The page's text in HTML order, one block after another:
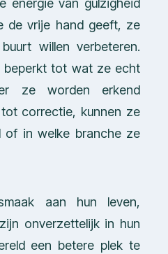
energie van gulzigheid
de vrije hand geeft, ze
willen verbeteren.
beperkt tot wat ze echt
ze worden erkend
correctie, kunnen ze
of in welke branche ze
aan hun leven,
onverzettelijk in hun
een betere plek te